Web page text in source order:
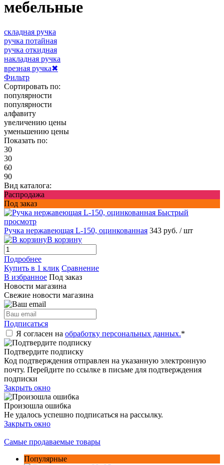
мебельные
складная ручка
ручка потайная
ручка откидная
накладная ручка
врезная ручка✖
Фильтр
Сортировать по:
популярности
популярности
алфавиту
увеличению цены
уменьшению цены
Показать по:
30
30
60
90
Вид каталога:
Распродажа
Под заказ
Быстрый
просмотр
Ручка нержавеющая L-150, оцинкованная 343 руб. / шт
В корзину
Подробнее
Купить в 1 клик Сравнение
В избранное Под заказ
Новости магазина
Свежие новости магазина
Подписаться
Я согласен на обработку персональных данных.*
Подтвердите подписку
Код подтверждения отправлен на указанную электронную
почту. Перейдите по ссылке в письме для подтверждения
подписки
Закрыть окно
Произошла ошибка
Не удалось успешно подписаться на рассылку.
Закрыть окно
Самые продаваемые товары
Популярные